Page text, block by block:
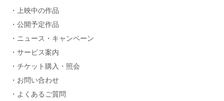
上映中の作品
公開予定作品
ニュース・キャンペーン
サービス案内
チケット購入・照会
お問い合わせ
よくあるご質問